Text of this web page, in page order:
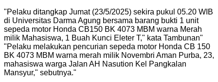
"Pelaku ditangkap Jumat (23/5/2025) sekira pukul 05.20 WIB
di Universitas Darma Agung bersama barang bukti 1 unit
sepeda motor Honda CB150 BK 4073 MBM warna Merah
milik Mahasiswa, 1 Buah Kunci Eleter T," kata Tambunan"
"Pelaku melakukan pencurian sepeda motor Honda CB 150
BK 4073 MBM warna merah milik Novembri Aman Purba, 23,
mahasiswa warga Jalan AH Nasution Kel Pangkalan
Mansyur," sebutnya."